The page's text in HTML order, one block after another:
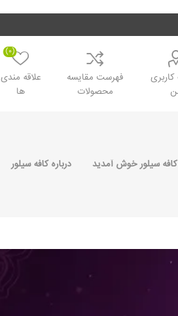
فهرست مقایسه
محصولات
علاقه مندی
ها
(0)
سیلور خوش آمدید درباره کافه سیلور